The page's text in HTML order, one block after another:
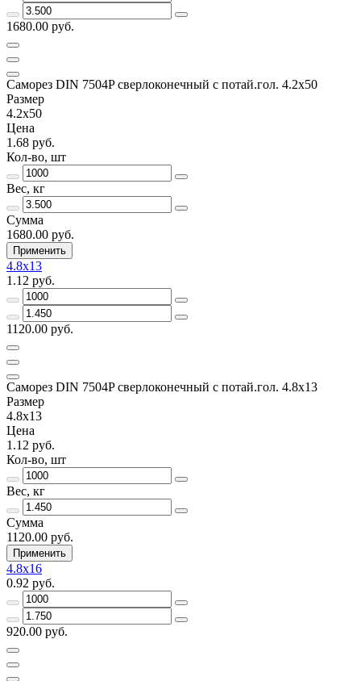
1680.00 руб.
Саморез DIN 7504P сверлоконечный с потай.гол. 4.2x50
Размер
4.2x50
Цена
1.68 руб.
Кол-во, шт
Вес, кг
Сумма
1680.00 руб.
Применить
4.8x13
1.12 руб.
1120.00 руб.
Саморез DIN 7504P сверлоконечный с потай.гол. 4.8x13
Размер
4.8x13
Цена
1.12 руб.
Кол-во, шт
Вес, кг
Сумма
1120.00 руб.
Применить
4.8x16
0.92 руб.
920.00 руб.